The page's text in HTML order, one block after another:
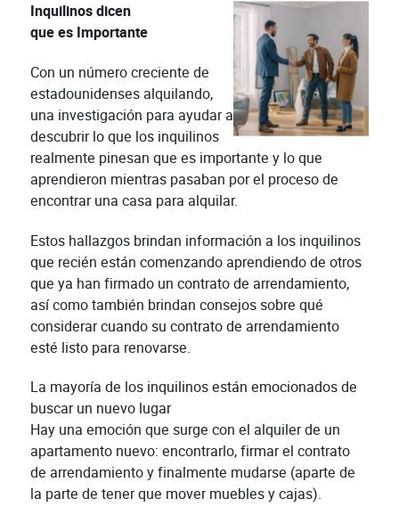
Inquilinos dicen
que es Importante
Con un número creciente de
estadounidenses alquilando,
una investigación para ayudar a
descubrir lo que los inquilinos
realmente pinesan que es importante y lo que
aprendieron mientras pasaban por el proceso de
encontrar una casa para alquilar.
Estos hallazgos brindan información a los inquilinos
que recién están comenzando aprendiendo de otros
que ya han firmado un contrato de arrendamiento,
así como también brindan consejos sobre qué
considerar cuando su contrato de arrendamiento
esté listo para renovarse.
La mayoría de los inquilinos están emocionados de
buscar un nuevo lugar
Hay una emoción que surge con el alquiler de un
apartamento nuevo: encontrarlo, firmar el contrato
de arrendamiento y finalmente mudarse (aparte de
la parte de tener que mover muebles y cajas).